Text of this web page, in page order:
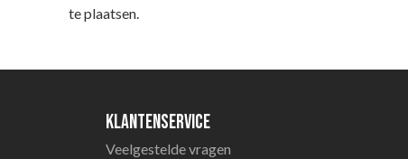
te plaatsen.
Klantenservice
Veelgestelde vragen